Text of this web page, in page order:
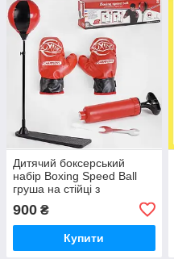
Дитячий боксерський
набір Boxing Speed Ball
груша на стійці з
рукавичками та насосом
900 ₴
Купити